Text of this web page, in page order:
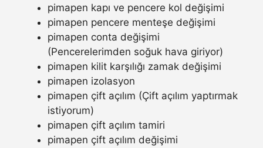
pimapen kapı ve pencere kol değişimi
pimapen pencere menteşe değişimi
pimapen conta değişimi
(Pencerelerimden soğuk hava giriyor)
pimapen kilit karşılığı zamak değişimi
pimapen izolasyon
pimapen çift açılım (Çift açılım yaptırmak
istiyorum)
pimapen çift açılım tamiri
pimapen çift açılım değişimi